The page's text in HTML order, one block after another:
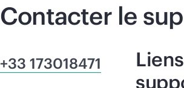
Contacter le
+33 173018471